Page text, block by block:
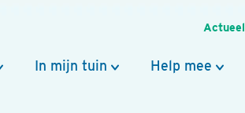
Actueel
In mijn tuin Help mee